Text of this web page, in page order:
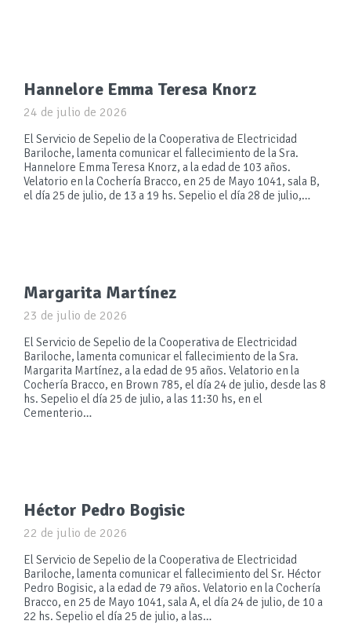
Hannelore Emma Teresa Knorz
24 de julio de 2026
El Servicio de Sepelio de la Cooperativa de Electricidad
Bariloche, lamenta comunicar el fallecimiento de la Sra.
Hannelore Emma Teresa Knorz, a la edad de 103 años.
Velatorio en la Cochería Bracco, en 25 de Mayo 1041, sala B,
el día 25 de julio, de 13 a 19 hs. Sepelio el día 28 de julio,…
Margarita Martínez
23 de julio de 2026
El Servicio de Sepelio de la Cooperativa de Electricidad
Bariloche, lamenta comunicar el fallecimiento de la Sra.
Margarita Martínez, a la edad de 95 años. Velatorio en la
Cochería Bracco, en Brown 785, el día 24 de julio, desde las 8
hs. Sepelio el día 25 de julio, a las 11:30 hs, en el
Cementerio…
Héctor Pedro Bogisic
22 de julio de 2026
El Servicio de Sepelio de la Cooperativa de Electricidad
Bariloche, lamenta comunicar el fallecimiento del Sr. Héctor
Pedro Bogisic, a la edad de 79 años. Velatorio en la Cochería
Bracco, en 25 de Mayo 1041, sala A, el día 24 de julio, de 10 a
22 hs. Sepelio el día 25 de julio, a las…